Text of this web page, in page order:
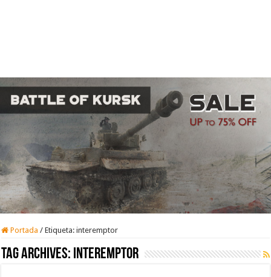
Portada / Etiqueta:interemptor
Tag Archives: interemptor